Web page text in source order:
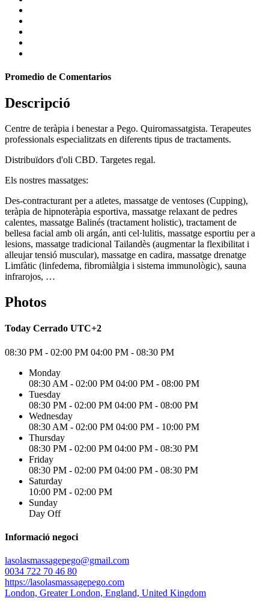
Promedio de Comentarios
Descripció
Centre de teràpia i benestar a Pego. Quiromassatgista. Terapeutes
professionals especialitzats en diferents tipus de tractaments.
Distribuïdors d'oli CBD. Targetes regal.
Els nostres massatges:
Des-contracturant per a atletes, massatge de ventoses (Cupping),
teràpia de hipnoteràpia esportiva, massatge relaxant de pedres
calentes, massatge Balinés (tractament holistic), tractament de
bellesa facial amb oli argán, anti cel·lulitis, massatge esportiu per a
lesions, massatge tradicional Tailandès (augmentar la flexibilitat i
alleujar tensió muscular), massatge en cadira, massatge drenatge
Limfàtic (linfedema, fibromiàlgia i sistema immunològic), sauna
infrarojos, …
Photos
Today Cerrado UTC+2
08:30 PM - 02:00 PM 04:00 PM - 08:30 PM
Monday
08:30 AM - 02:00 PM 04:00 PM - 08:00 PM
Tuesday
08:30 PM - 02:00 PM 04:00 PM - 08:00 PM
Wednesday
08:30 AM - 02:00 PM 04:00 PM - 10:00 PM
Thursday
08:30 PM - 02:00 PM 04:00 PM - 08:30 PM
Friday
08:30 PM - 02:00 PM 04:00 PM - 08:30 PM
Saturday
10:00 PM - 02:00 PM
Sunday
Day Off
Informació negoci
lasolasmassagepego@gmail.com
0034 722 70 46 80
https://lasolasmassagepego.com
London, Greater London, England, United Kingdom